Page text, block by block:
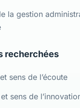
la gestion
recherchées
sens de l’écoute
sens de